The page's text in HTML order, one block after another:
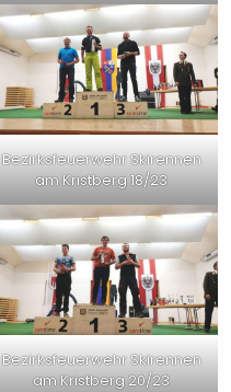
Bezirksfeuerwehr Skirennen
am Kristberg 18/23
Bezirksfeuerwehr Skirennen
am Kristberg 20/23